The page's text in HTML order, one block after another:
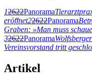
12622Panorama
eröffnet22622Panorama
Graben: »Man muss
32622Panorama
Vereinsvorstand tritt
Artikel